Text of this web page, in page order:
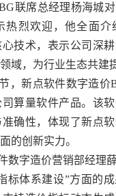
联席总经理杨海城
热烈欢迎，他全面介
技术，表示公司深
域，为行业生态共建
，新点软件数字造价
算量软件产品。该
确性，体现了新点
的创新实力。
数字造价营销部经理
标体系建设”方面的